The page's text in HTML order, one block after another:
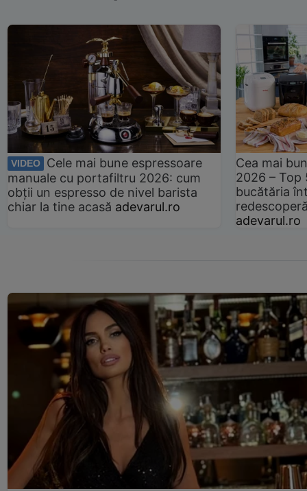
VIDEO
Cele mai bune espressoare
manuale cu portafiltru 2026: cum
obții un espresso de nivel barista
chiar la tine acasă adevarul.ro
Cea mai
2026 –
bucătăria
adevarul.ro